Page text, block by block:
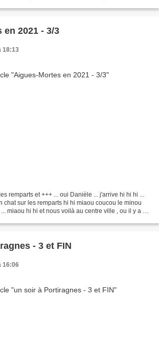
Aigues-Mortes en 2021 - 3/3
18:13
remparts et +++ ... oui Danièle ... j'arrive hi hi hi ...
chat sur les remparts hi hi miaou coucou le minou
miaou hi hi et nous voilà au centre ville , ou il y a de
un soir à Portiragnes - 3 et FIN
16:06